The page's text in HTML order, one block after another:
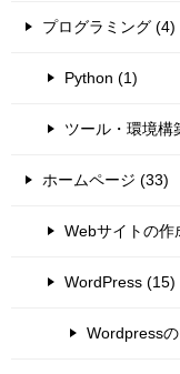
プログラミング (4)
Python (1)
ツール・環境構
ホームページ (33)
Webサイトの作
WordPress (15)
Wordpress